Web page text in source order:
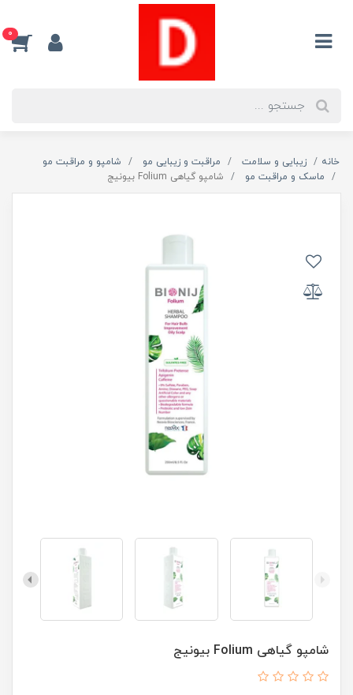
0
خانه زیبایی و سلامت مراقبت و زیبایی مو
شامپو و مراقبت مو
ماسک و مراقبت مو
شامپو گیاهی Folium بیونیج
شامپو گیاهی Folium بیونیج